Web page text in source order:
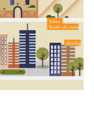
Talus /
Bords de routes
Zoning